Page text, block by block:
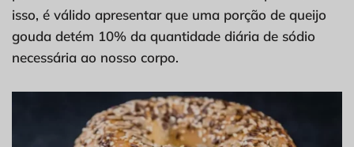
isso, é válido apresentar que uma porção de queijo
gouda detém 10% da quantidade diária de sódio
necessária ao nosso corpo.